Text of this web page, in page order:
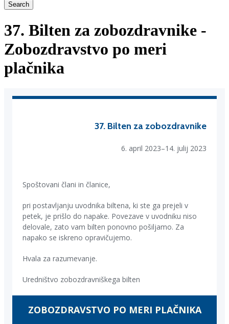
Search
37. Bilten za zobozdravnike -
Zobozdravstvo po meri
plačnika